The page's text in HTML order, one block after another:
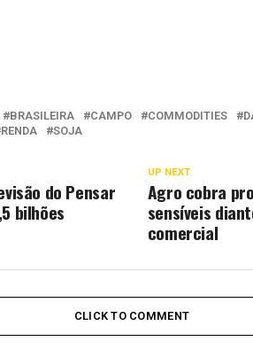
BRASILEIRA CAMPO COMMODITIES
RENDA SOJA
UP NEXT
Agro cobra
sensíveis
comercial
do Pensar
bilhões
CLICK TO COMMENT